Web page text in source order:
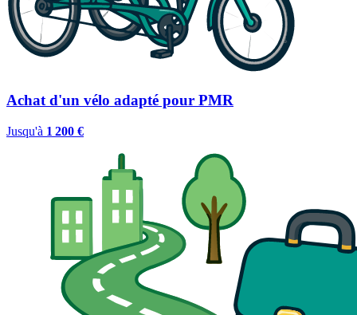
Achat d'un vélo adapté pour PMR
Jusqu'à 1 200 €